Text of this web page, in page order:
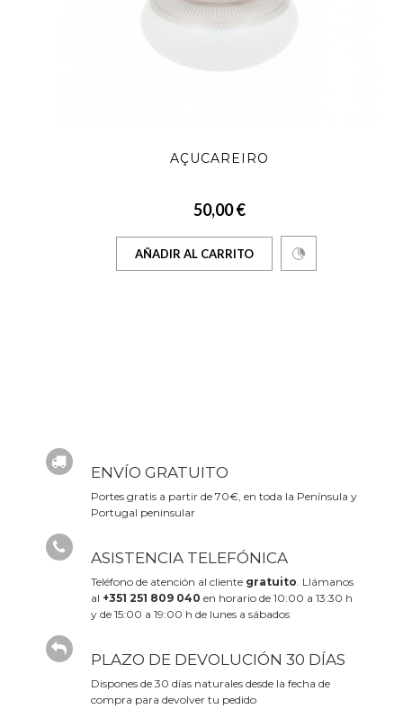
AÇUCAREIRO
50,00 €
AÑADIR AL CARRITO
ENVÍO GRATUITO
Portes gratis a partir de 70€, en toda la Península y
Portugal peninsular
ASISTENCIA TELEFÓNICA
Teléfono de atención al cliente gratuito. Llámanos
al +351 251 809 040 en horario de 10:00 a 13:30 h
y de 15:00 a 19:00 h de lunes a sábados
PLAZO DE DEVOLUCIÓN 30 DÍAS
Dispones de 30 días naturales desde la fecha de
compra para devolver tu pedido